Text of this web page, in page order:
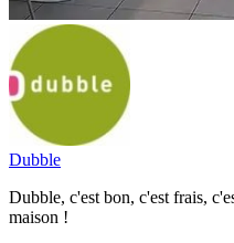
Dubble
Dubble, c'est bon, c'est frais,
maison !